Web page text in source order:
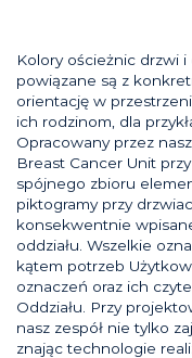
Kolory ościeżnic drzwi
powiązane są z
orientację w
ich rodzinom, dla
Opracowany przez
Breast Cancer Unit
spójnego zbioru
piktogramy przy
konsekwentnie
oddziału. Wszelkie
kątem potrzeb
oznaczeń oraz ich
Oddziału. Przy
nasz zespół nie tylko
znając technologie